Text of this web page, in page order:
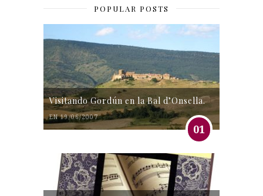
POPULAR POSTS
Visitando Gordún en la Bal d’Onsella.
EN 19/06/2007
01